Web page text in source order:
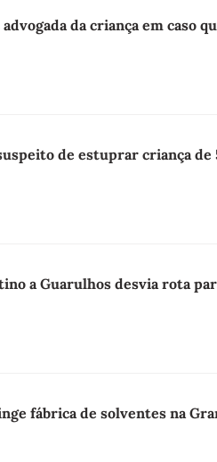
da criança em caso
de estuprar criança
a Guarulhos desvia rota
fábrica de solventes na